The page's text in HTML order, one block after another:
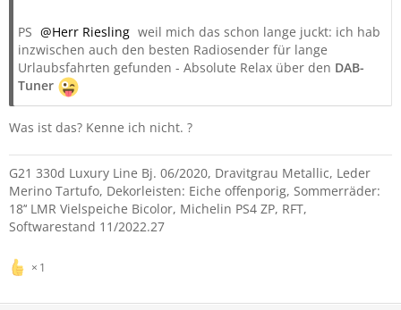
PS Herr Riesling weil mich das schon lange juckt: ich hab
inzwischen auch den besten Radiosender für lange
Urlaubsfahrten gefunden - Absolute Relax über den DAB-
Tuner
Was ist das? Kenne ich nicht. ?
G21 330d Luxury Line Bj. 06/2020, Dravitgrau Metallic, Leder
Merino Tartufo, Dekorleisten: Eiche offenporig, Sommerräder:
18’‘ LMR Vielspeiche Bicolor, Michelin PS4 ZP, RFT,
Softwarestand 11/2022.27
1